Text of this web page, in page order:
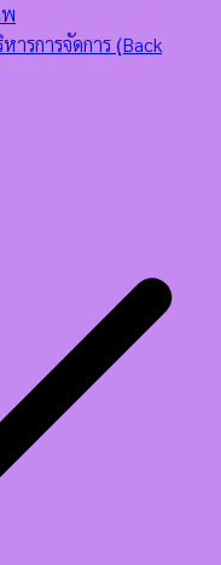
ารการจัดการ (ฺBack